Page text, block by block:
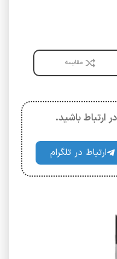
مقایسه
ارتباط باشید.
ارتباط در تلگرام